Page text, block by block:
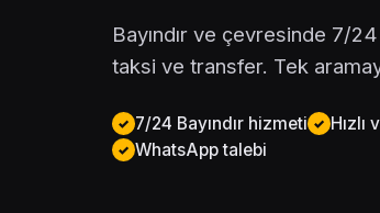
Bayındır ve çevresinde 7/24
taksi ve transfer. Tek
7/24 Bayındır hizmeti Hızlı
WhatsApp talebi